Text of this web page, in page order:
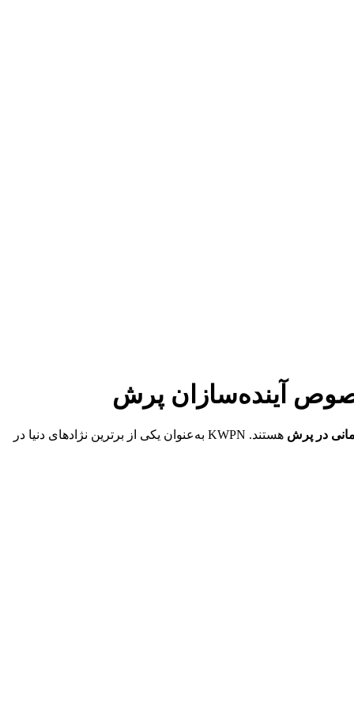
در پرش هستند. KWPN به‌عنوان یکی از برترین نژادهای دنیا در